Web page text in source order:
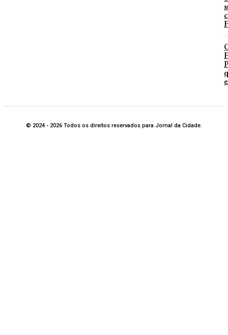
© 2024 - 2026 Todos os direitos reservados para Jornal da Cidade.